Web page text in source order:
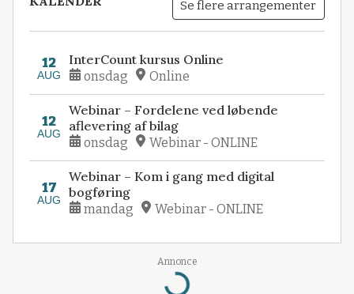
Se flere arrangementer
12
AUG
InterCount kursus Online
onsdag Online
12
AUG
Webinar – Fordelene ved løbende
aflevering af bilag
onsdag Webinar - ONLINE
17
AUG
Webinar – Kom i gang med digital
bogføring
mandag Webinar - ONLINE
Annonce
Loading...